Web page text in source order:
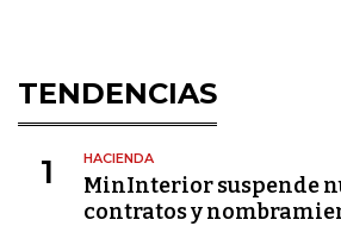
TENDENCIAS
1 HACIENDA
MinInterior suspende
contratos y